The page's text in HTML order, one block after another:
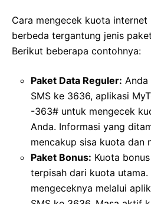
Cara mengecek kuota
berbeda tergantung jenis
Berikut beberapa contohnya:
Paket Data Reguler:
SMS ke 3636, aplikasi
-363# untuk mengecek
Anda. Informasi yang
mencakup sisa kuota dan
Paket Bonus: Kuota
terpisah dari kuota utama.
mengeceknya melalui